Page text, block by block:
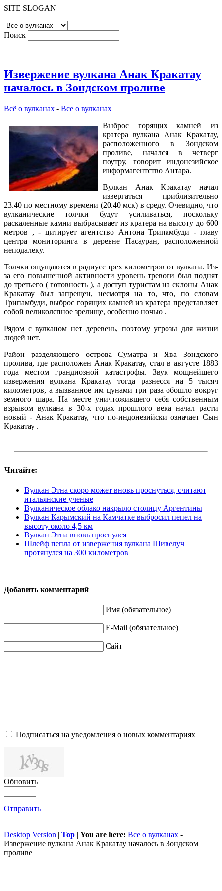
SITE SLOGAN
Поиск
Извержение вулкана Анак Кракатау
началось в Зондском проливе
Всё о вулканах - Все о вулканах
Выброс горящих камней из
кратера вулкана Анак Кракатау,
расположенного в Зондском
проливе, начался в четверг
поутру, говорит индонезийское
информагентство Антара.
Вулкан Анак Кракатау начал
извергаться приблизительно
23.40 по местному времени (20.40 мск) в среду. Очевидно, что
вулканические толчки будут усиливаться, поскольку
раскаленные камни выбрасывает из кратера на высоту до 600
метров , - цитирует агентство Антона Трипамбуди - главу
центра мониторинга в деревне Пасауран, расположенной
неподалеку.
Толчки ощущаются в радиусе трех километров от вулкана. Из-
за его повышенной активности уровень тревоги был поднят
до третьего ( готовность ), а доступ туристам на склоны Анак
Кракатау был запрещен, несмотря на то, что, по словам
Трипамбуди, выброс горящих камней из кратера представляет
собой великолепное зрелище, особенно ночью .
Рядом с вулканом нет деревень, поэтому угрозы для жизни
людей нет.
Район разделяющего острова Суматра и Ява Зондского
пролива, где расположен Анак Кракатау, стал в августе 1883
года местом грандиозной катастрофы. Звук мощнейшего
извержения вулкана Кракатау тогда разнесся на 5 тысяч
километров, а вызванное им цунами три раза обошло вокруг
земного шара. На месте уничтожившего себя собственным
взрывом вулкана в 30-х годах прошлого века начал расти
новый - Анак Кракатау, что по-индонезийски означает Сын
Кракатау .
Читайте:
Вулкан Этна скоро может вновь проснуться, считают
итальянские ученые
Вулканическое облако накрыло столицу Аргентины
Вулкан Карымский на Камчатке выбросил пепел на
высоту около 4,5 км
Вулкан Этна вновь проснулся
Шлейф пепла от извержения вулкана Шивелуч
протянулся на 300 километров
Добавить комментарий
Имя (обязательное)
E-Mail (обязательное)
Сайт
Подписаться на уведомления о новых комментариях
Обновить
Отправить
Desktop Version | Top | You are here: Все о вулканах -
Извержение вулкана Анак Кракатау началось в Зондском
проливе